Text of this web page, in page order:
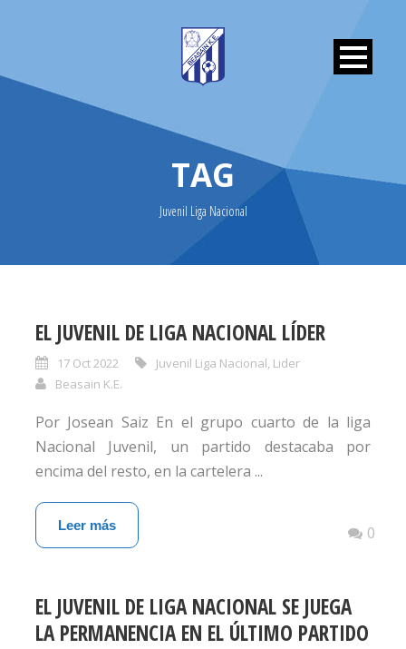
TAG
Juvenil Liga Nacional
EL JUVENIL DE LIGA NACIONAL LÍDER
17 Oct 2022 Juvenil Liga Nacional, Lider
Beasain K.E.
Por Josean Saiz En el grupo cuarto de la liga
Nacional Juvenil, un partido destacaba por
encima del resto, en la cartelera ...
Leer más 0
EL JUVENIL DE LIGA NACIONAL SE JUEGA
LA PERMANENCIA EN EL ÚLTIMO PARTIDO